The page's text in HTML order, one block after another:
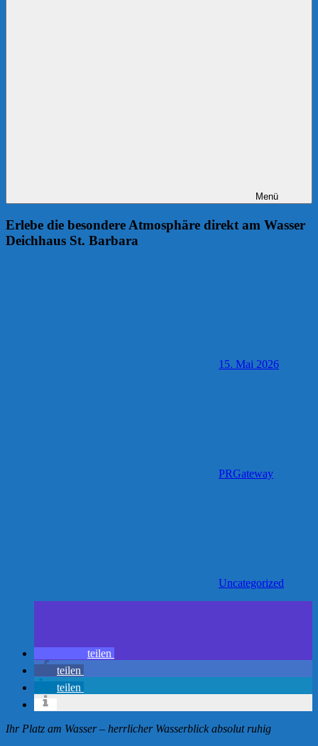
Menü
Erlebe die besondere Atmosphäre direkt am Wasser
Deichhaus St. Barbara
15. Mai 2026
PRGateway
Uncategorized
teilen
teilen
teilen
Ihr Platz am Wasser – herrlicher Wasserblick absolut ruhig